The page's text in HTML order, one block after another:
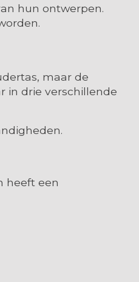
hun ontwerpen.
maar de
in drie verschillende
heeft een